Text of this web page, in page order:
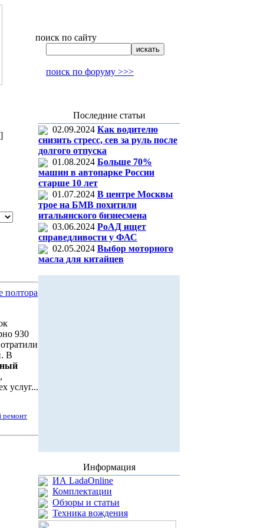
поиск по сайту
поиск по форуму >>>
]
полтора
930
В
услуг...
ремонт
Последние статьи
02.09.2024 Как водителю
снизить стресс, сев за руль после
долгого отпуска
01.08.2024 Больше 70%
машин в автопарке России
старше 10 лет
01.07.2024 В центре Москвы
трое на БМВ похитили
итальянского бизнесмена
03.06.2024 РоАД ищет
справедливости у ФАС
02.05.2024 Выбор моторного
масла для китайцев
Информация
ИА LadaOnline
Комплектации
Обзоры и статьи
Техника вождения